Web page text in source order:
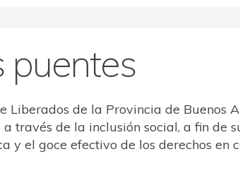
puentes
Liberados de la Provincia de Buenos
través de la inclusión social, a fin de
y el goce efectivo de los derechos en